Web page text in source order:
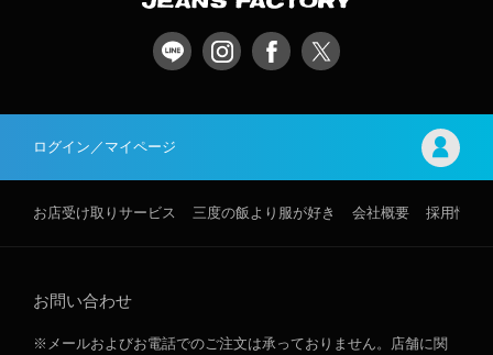
ログイン／マイページ
お店受け取りサービス 三度の飯より服が好き 会社概要 採用情報
お問い合わせ
※メールおよびお電話でのご注文は承っておりません。店舗に関